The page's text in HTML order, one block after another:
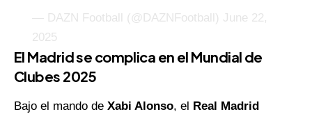
— DAZN Football (@DAZNFootball) June 22,
2025
El Madrid se complica en el Mundial de
Clubes 2025
Bajo el mando de Xabi Alonso, el Real Madrid